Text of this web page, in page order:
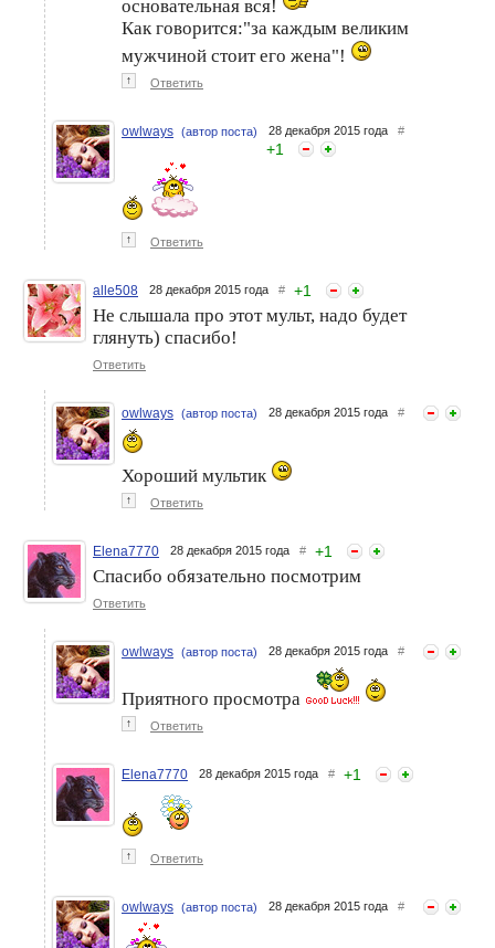
основательная вся!
Как говорится:"за каждым великим
мужчиной стоит его жена"!
↑ Ответить
owlways (автор поста) 28 декабря 2015 года #
+1
↑ Ответить
alle508 28 декабря 2015 года # +1
Не слышала про этот мульт, надо будет
глянуть) спасибо!
Ответить
owlways (автор поста) 28 декабря 2015 года #
Хороший мультик
↑ Ответить
Elena7770 28 декабря 2015 года # +1
Спасибо обязательно посмотрим
Ответить
owlways (автор поста) 28 декабря 2015 года #
Приятного просмотра
↑ Ответить
Elena7770 28 декабря 2015 года # +1
↑ Ответить
owlways (автор поста) 28 декабря 2015 года #